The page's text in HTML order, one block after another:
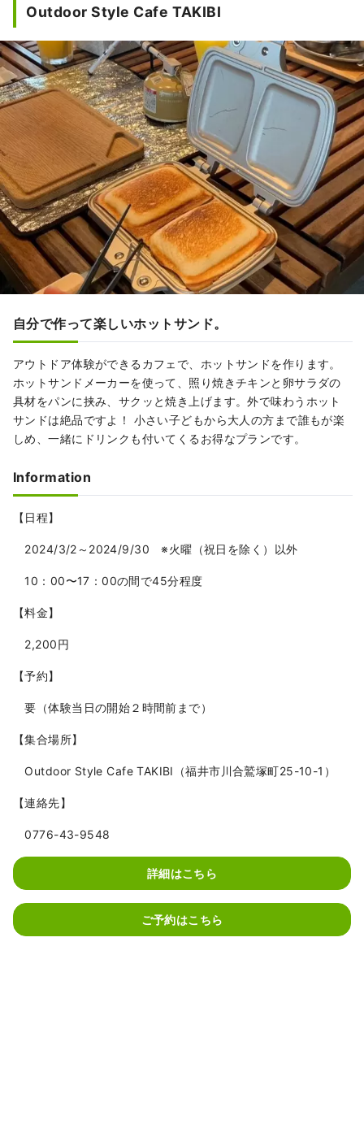
Outdoor Style Cafe TAKIBI
自分で作って楽しいホットサンド。
アウトドア体験ができるカフェで、ホットサンドを作ります。
ホットサンドメーカーを使って、照り焼きチキンと卵サラダの
具材をパンに挟み、サクッと焼き上げます。外で味わうホット
サンドは絶品ですよ！ 小さい子どもから大人の方まで誰もが楽
しめ、一緒にドリンクも付いてくるお得なプランです。
Information
【日程】
2024/3/2～2024/9/30 ※火曜（祝日を除く）以外
10：00〜17：00の間で45分程度
【料金】
2,200円
【予約】
要（体験当日の開始２時間前まで）
【集合場所】
Outdoor Style Cafe TAKIBI（福井市川合鷲塚町25-10-1）
【連絡先】
0776-43-9548
詳細はこちら
ご予約はこちら